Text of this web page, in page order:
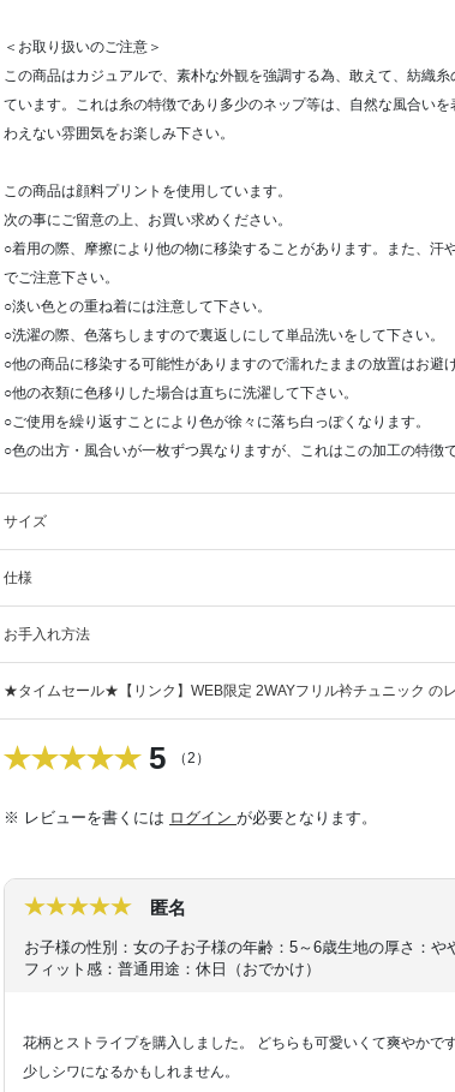
＜お取り扱いのご注意＞
この商品はカジュアルで、素朴な外観を強調する為、敢えて、紡織
ています。これは糸の特徴であり多少のネップ等は、自然な風合い
わえない雰囲気をお楽しみ下さい。
この商品は顔料プリントを使用しています。
次の事にご留意の上、お買い求めください。
○着用の際、摩擦により他の物に移染することがあります。また、汗
でご注意下さい。
○淡い色との重ね着には注意して下さい。
○洗濯の際、色落ちしますので裏返しにして単品洗いをして下さい。
○他の商品に移染する可能性がありますので濡れたままの放置はお避け
○他の衣類に色移りした場合は直ちに洗濯して下さい。
○ご使用を繰り返すことにより色が徐々に落ち白っぽくなります。
○色の出方・風合いが一枚ずつ異なりますが、これはこの加工の特徴で
サイズ
仕様
お手入れ方法
★タイムセール★【リンク】WEB限定 2WAYフリル衿チュニック の
5 （2）
※ レビューを書くには ログイン が必要となります。
匿名
お子様の性別：女の子お子様の年齢：5～6歳生地の厚さ：や
フィット感：普通用途：休日（おでかけ）
花柄とストライプを購入しました。 どちらも可愛いくて爽やかで
少しシワになるかもしれません。